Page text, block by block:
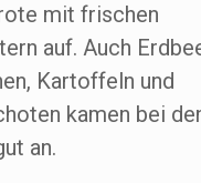
mit frischen
auf. Auch
Kartoffeln und
kamen bei
an.